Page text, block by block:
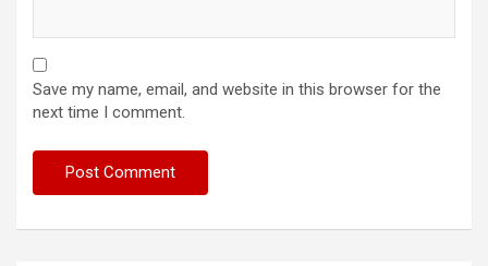
Save my name, email, and website in this browser for the
next time I comment.